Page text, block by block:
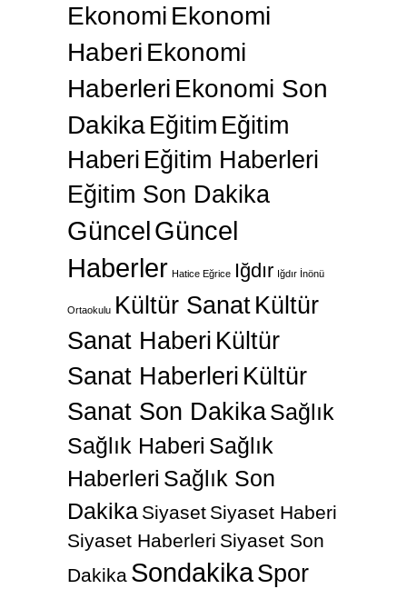
Ekonomi Ekonomi
Haberi Ekonomi
Haberleri Ekonomi Son
Dakika Eğitim Eğitim
Haberi Eğitim Haberleri
Eğitim Son Dakika
GüncelGüncel
Haberler Hatice Eğrice Iğdır Iğdır İnönü
Ortaokulu Kültür SanatKültür
Sanat Haberi Kültür
Sanat Haberleri Kültür
Sanat Son DakikaSağlık
Sağlık Haberi Sağlık
Haberleri Sağlık Son
Dakika Siyaset Siyaset Haberi
Siyaset Haberleri Siyaset Son
Dakika SondakikaSpor